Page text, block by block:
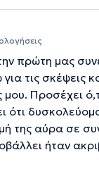
πρώτη μας
τις σκέψεις
Προσέχει
ότι
της αύρα σε
ήταν